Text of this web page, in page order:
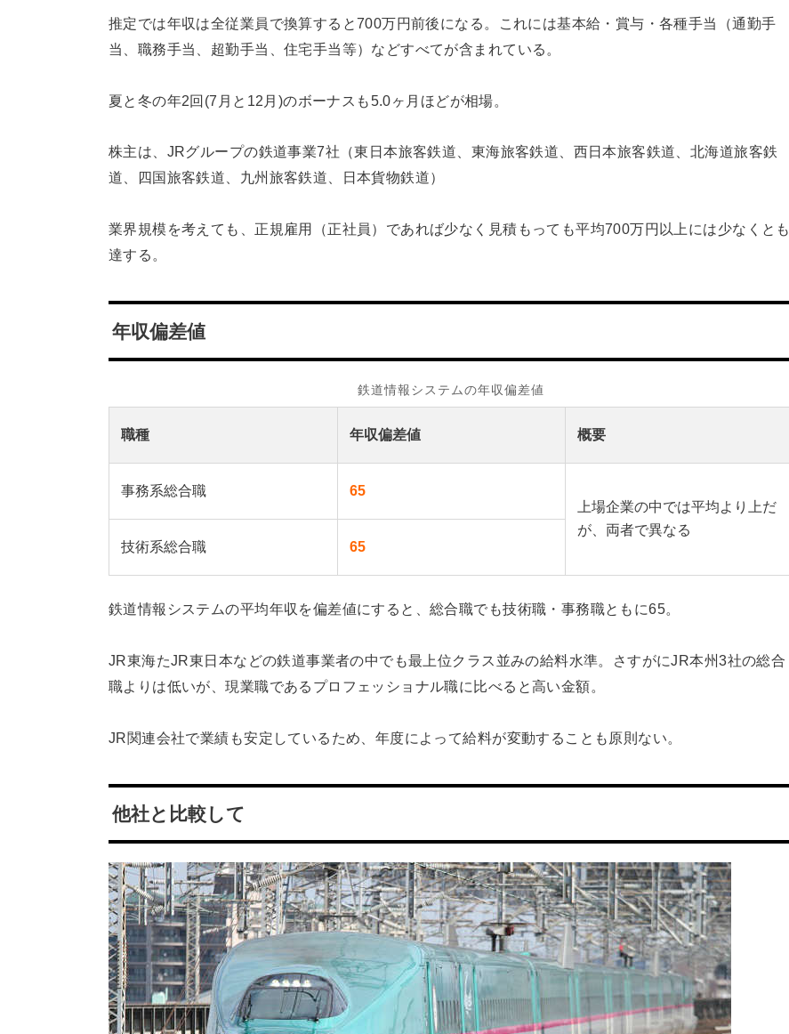
推定では年収は全従業員で換算すると700万円前後になる。これには基本給・賞与・各種手当（通勤手
当、職務手当、超勤手当、住宅手当等）などすべてが含まれている。
夏と冬の年2回(7月と12月)のボーナスも5.0ヶ月ほどが相場。
株主は、JRグループの鉄道事業7社（東日本旅客鉄道、東海旅客鉄道、西日本旅客鉄道、北海道旅客鉄
道、四国旅客鉄道、九州旅客鉄道、日本貨物鉄道）
業界規模を考えても、正規雇用（正社員）であれば少なく見積もっても平均700万円以上には少なくとも
達する。
年収偏差値
鉄道情報システムの年収偏差値
職種 年収偏差値 概要
事務系総合職
65
上場企業の中では平均より上だ
が、両者で異なる
技術系総合職
65
鉄道情報システムの平均年収を偏差値にすると、総合職でも技術職・事務職ともに65。
JR東海たJR東日本などの鉄道事業者の中でも最上位クラス並みの給料水準。さすがにJR本州3社の総合
職よりは低いが、現業職であるプロフェッショナル職に比べると高い金額。
JR関連会社で業績も安定しているため、年度によって給料が変動することも原則ない。
他社と比較して